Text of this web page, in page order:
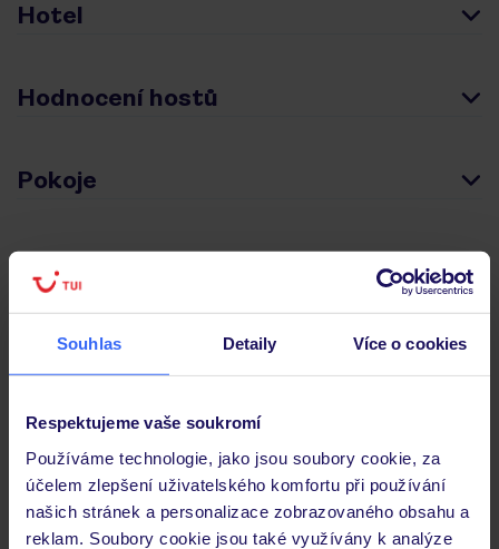
Souhlas Detaily Více o cookies
Respektujeme vaše soukromí
Používáme technologie, jako jsou soubory cookie, za
účelem zlepšení uživatelského komfortu při používání
našich stránek a personalizace zobrazovaného obsahu a
reklam. Soubory cookie jsou také využívány k analýze
Hotel
Hodnocení hostů
Pokoje
Důležité informace
Jaké doklady jsou potřebné při cestování?
Budeme ubytováni ihned po příjezdu do hotelu?
Kam jít po přistání a vyzvednutí zavazadel?